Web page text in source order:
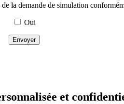
la demande de simulation
Oui
Envoyer
et